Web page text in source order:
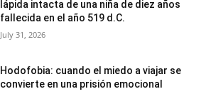
lápida intacta de una niña de diez años
fallecida en el año 519 d.C.
July 31, 2026
Hodofobia: cuando el miedo a viajar se
convierte en una prisión emocional